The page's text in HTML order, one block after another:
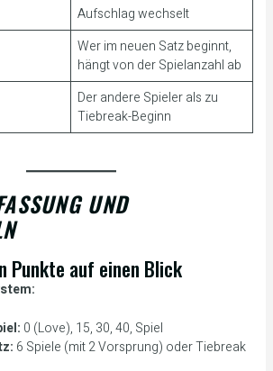
Aufschlag wechselt
Wer im neuen Satz beginnt,
hängt von der Spielanzahl ab
Der andere Spieler als zu
Tiebreak-Beginn
UND
Punkte auf einen Blick
0 (Love), 15, 30, 40, Spiel
6 Spiele (mit 2 Vorsprung) oder Tiebreak